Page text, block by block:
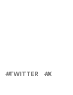
TWITTER X